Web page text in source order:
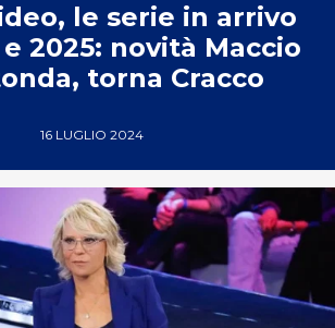
le serie in arrivo
2025: novità Maccio
torna Cracco
16 LUGLIO 2024